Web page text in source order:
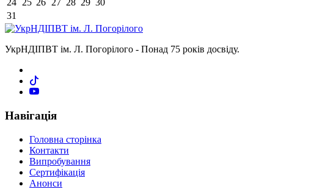
24 25 26 27 28 29 30
31
УкрНДІПВТ ім. Л. Погорілого - Понад 75 років досвіду.
Навігація
Головна сторінка
Контакти
Випробування
Сертифікація
Анонси